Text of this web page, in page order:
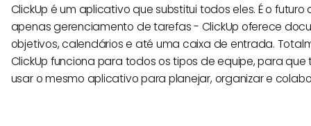
ClickUp é um aplicativo que substitui todos eles. É o
apenas gerenciamento de tarefas - ClickUp oferece
objetivos, calendários e até uma caixa de entrada.
ClickUp funciona para todos os tipos de equipe, para
usar o mesmo aplicativo para planejar, organizar e